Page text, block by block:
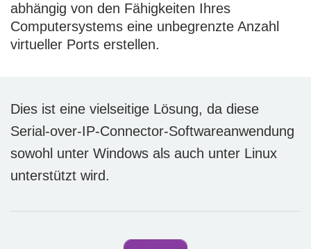
abhängig von den Fähigkeiten Ihres
Computersystems eine unbegrenzte Anzahl
virtueller Ports erstellen.
Dies ist eine vielseitige Lösung, da diese
Serial-over-IP-Connector-Softwareanwendung
sowohl unter Windows als auch unter Linux
unterstützt wird.